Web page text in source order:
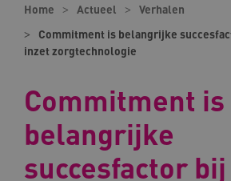
Home Actueel
Verhalen
Commitment is belangrijke
inzet zorgtechnologie
Commitment is
belangrijke
succesfactor bij